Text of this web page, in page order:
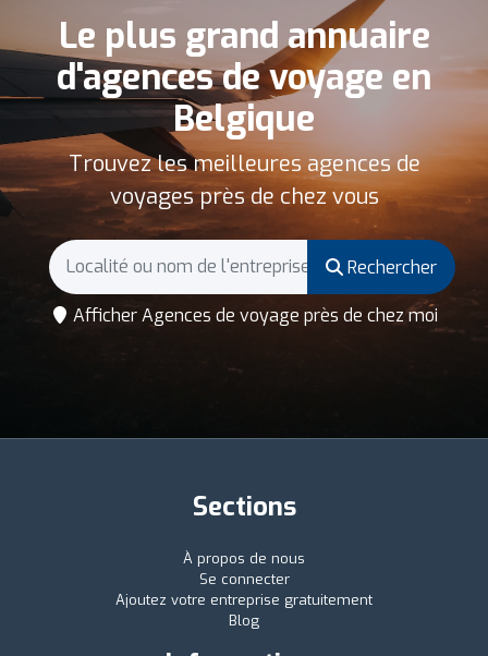
Le plus grand annuaire
d'agences de voyage en
Belgique
Trouvez les meilleures agences de
voyages près de chez vous
Rechercher
Afficher Agences de voyage près de chez moi
Sections
À propos de nous
Se connecter
Ajoutez votre entreprise gratuitement
Blog